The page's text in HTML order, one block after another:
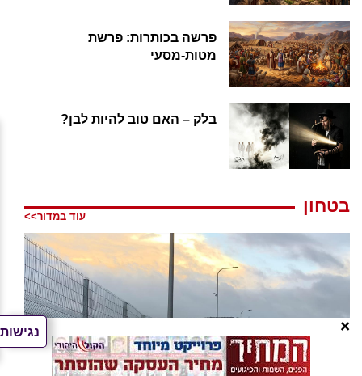
נגישות
פרשה בכותרות: פרשת
מטות-מסעי
בלק – האם טוב להיות לבן?
בטחון
עוד במדור>>
×